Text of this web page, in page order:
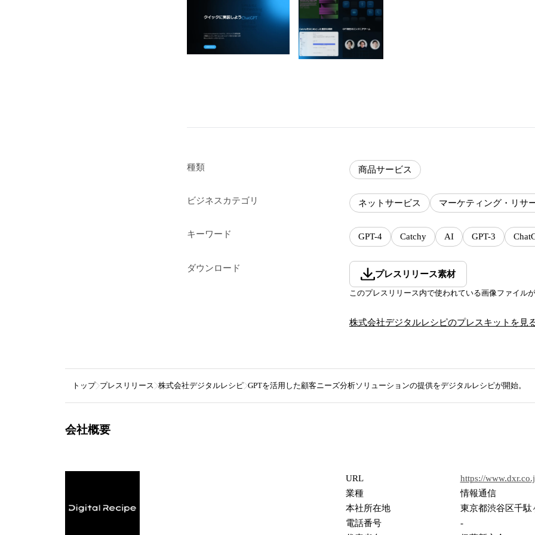
種類 商品サービス
ビジネスカテゴリ ネットサービス マーケティング・リサ
キーワード GPT-4 Catchy AI GPT-3
ダウンロード
プレスリリース素材
このプレスリリース内で使われている画像ファイル
株式会社デジタルレシピのプレスキットを見
トップ プレスリリース 株式会社デジタルレシピ GPTを活用した顧客ニーズ分析ソリューションの提供をデジタルレシピが開始。
会社概要
URL
https://
業種
情報通信
本社所在地
東京都渋谷区千駄
電話番号
-